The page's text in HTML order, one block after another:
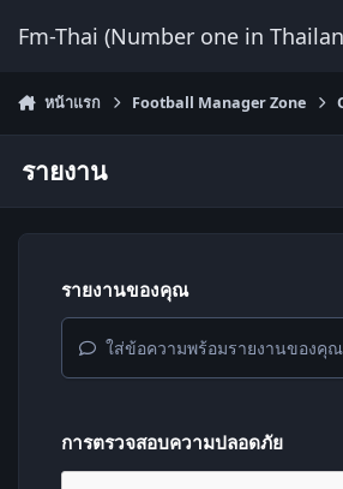
Fm-Thai (Number one in
หน้าแรก Football Manager Zone
รายงาน
รายงานของคุณ
ใส่ข้อความพร้อมรายงานของคุ
การตรวจสอบความปลอดภัย